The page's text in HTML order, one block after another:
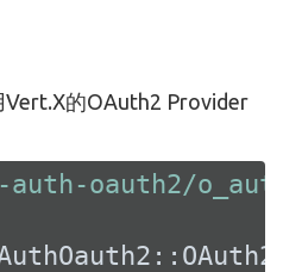
的OAuth2 Provider
oauth2/